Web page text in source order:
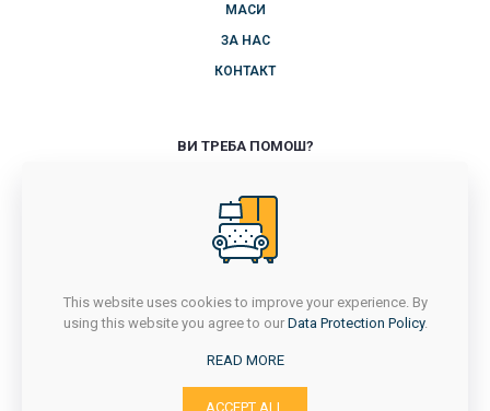
МАСИ
ЗА НАС
КОНТАКТ
ВИ ТРЕБА ПОМОШ?
ПОНЕДЕЛНИК-ПЕТОК
7Ч - 16Ч
САБОТА
НЕДЕЛА
с. Сушица, Струмица
This website uses cookies to improve your experience. By
using this website you agree to our Data Protection Policy.
READ MORE
ACCEPT ALL